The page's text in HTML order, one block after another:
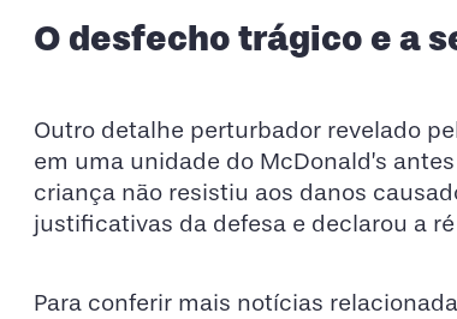
O desfecho trágico e a
Outro detalhe perturbador revelado
em uma unidade do McDonald’s
criança não resistiu aos danos
justificativas da defesa e declarou a
Para conferir mais notícias